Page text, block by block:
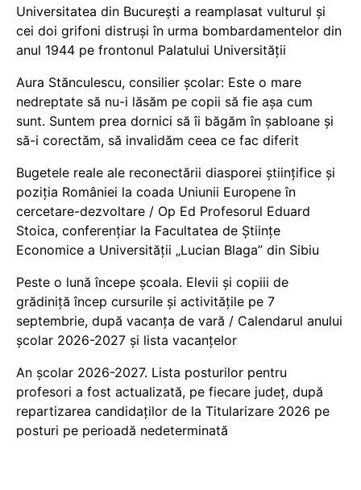
Universitatea din București a reamplasat vulturul și
cei doi grifoni distruși în urma bombardamentelor din
anul 1944 pe frontonul Palatului Universității
Aura Stănculescu, consilier școlar: Este o mare
nedreptate să nu-i lăsăm pe copii să fie așa cum
sunt. Suntem prea dornici să îi băgăm în șabloane și
să-i corectăm, să invalidăm ceea ce fac diferit
Bugetele reale ale reconectării diasporei științifice și
poziția României la coada Uniunii Europene în
cercetare-dezvoltare / Op Ed Profesorul Eduard
Stoica, conferențiar la Facultatea de Științe
Economice a Universității „Lucian Blaga” din Sibiu
Peste o lună începe școala. Elevii și copiii de
grădiniță încep cursurile și activitățile pe 7
septembrie, după vacanța de vară / Calendarul anului
școlar 2026-2027 și lista vacanțelor
An școlar 2026-2027. Lista posturilor pentru
profesori a fost actualizată, pe fiecare județ, după
repartizarea candidaților de la Titularizare 2026 pe
posturi pe perioadă nedeterminată